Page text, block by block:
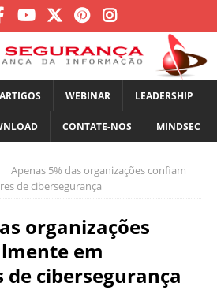
ARTIGOS WEBINAR LEADERSHIP
CONTATE-NOS MINDSEC
Apenas 5% das organizações confiam
de cibersegurança
organizações
em
cibersegurança